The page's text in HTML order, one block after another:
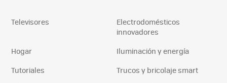
Televisores
Electrodomésticos
innovadores
Hogar
Iluminación y energía
Tutoriales
Trucos y bricolaje smart